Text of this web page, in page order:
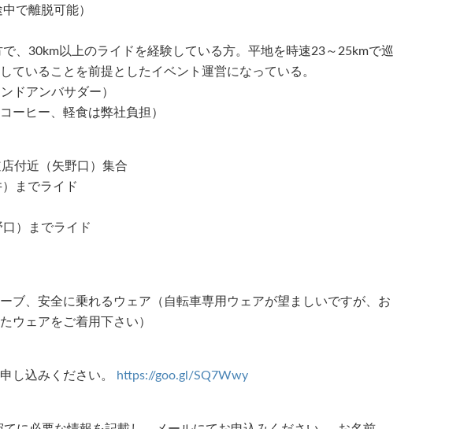
で離脱可能）
で、30km以上のライドを経験している方。平地を時速23～25kmで巡
ていることを前提としたイベント運営になっている。
ドアンバサダー）
ーヒー、軽食は弊社負担）
付近（矢野口）集合
までライド
）までライド
ブ、安全に乗れるウェア（自転車専用ウェアが望ましいですが、お
ウェアをご着用下さい）
し込みください。 https://goo.gl/SQ7Wwy